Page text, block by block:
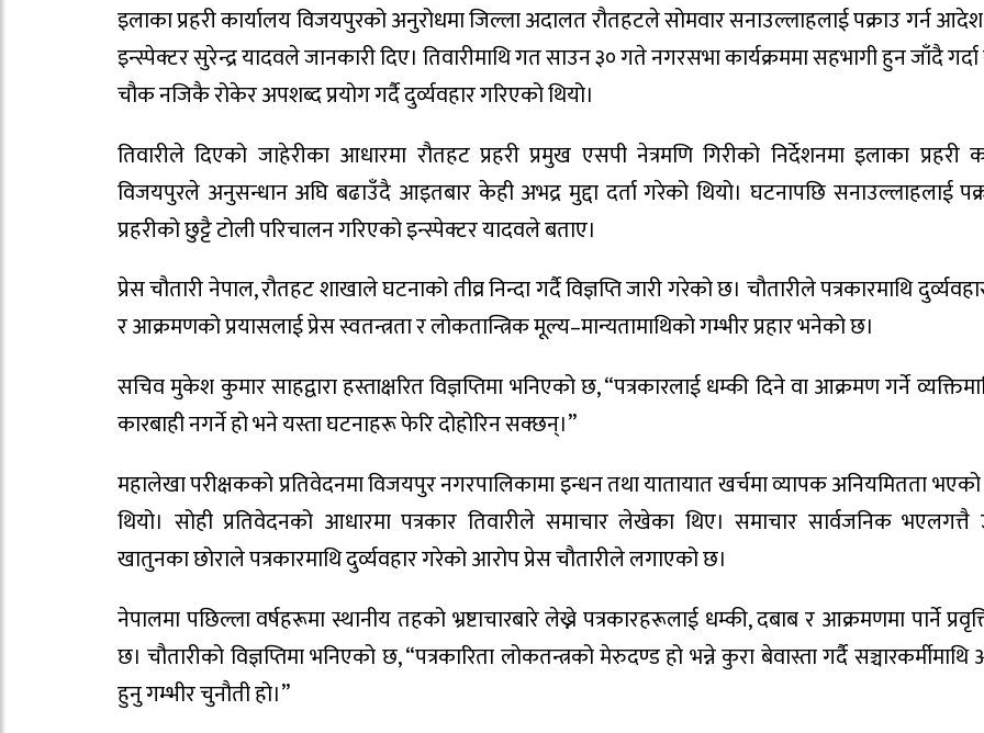
इलाका प्रहरी कार्यालय विजयपुरको अनुरोधमा जिल्ला अदालत रौतहटले सोमवार सनाउल्लाहलाई पक्राउ गर्न
इन्स्पेक्टर सुरेन्द्र यादवले जानकारी दिए। तिवारीमाथि गत साउन ३० गते नगरसभा कार्यक्रममा सहभागी हुन जाँदै
चौक नजिकै रोकेर अपशब्द प्रयोग गर्दै दुर्व्यवहार गरिएको थियो।
तिवारीले दिएको जाहेरीका आधारमा रौतहट प्रहरी प्रमुख एसपी नेत्रमणि गिरीको निर्देशनमा इलाका प्रहरी
विजयपुरले अनुसन्धान अघि बढाउँदै आइतबार केही अभद्र मुद्दा दर्ता गरेको थियो। घटनापछि सनाउल्लाहलाई
प्रहरीको छुट्टै टोली परिचालन गरिएको इन्स्पेक्टर यादवले बताए।
प्रेस चौतारी नेपाल, रौतहट शाखाले घटनाको तीव्र निन्दा गर्दै विज्ञप्ति जारी गरेको छ। चौतारीले पत्रकारमाथि
र आक्रमणको प्रयासलाई प्रेस स्वतन्त्रता र लोकतान्त्रिक मूल्य–मान्यतामाथिको गम्भीर प्रहार भनेको छ।
सचिव मुकेश कुमार साहद्वारा हस्ताक्षरित विज्ञप्तिमा भनिएको छ, “पत्रकारलाई धम्की दिने वा आक्रमण गर्ने
कारबाही नगर्ने हो भने यस्ता घटनाहरू फेरि दोहोरिन सक्छन्।”
महालेखा परीक्षकको प्रतिवेदनमा विजयपुर नगरपालिकामा इन्धन तथा यातायात खर्चमा व्यापक अनियमितता
थियो। सोही प्रतिवेदनको आधारमा पत्रकार तिवारीले समाचार लेखेका थिए। समाचार सार्वजनिक
खातुनका छोराले पत्रकारमाथि दुर्व्यवहार गरेको आरोप प्रेस चौतारीले लगाएको छ।
नेपालमा पछिल्ला वर्षहरूमा स्थानीय तहको भ्रष्टाचारबारे लेख्ने पत्रकारहरूलाई धम्की, दबाब र आक्रमणमा पार्ने
छ। चौतारीको विज्ञप्तिमा भनिएको छ, “पत्रकारिता लोकतन्त्रको मेरुदण्ड हो भन्ने कुरा बेवास्ता गर्दै
हुनु गम्भीर चुनौती हो।”